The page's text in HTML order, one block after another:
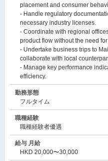
placement and consumer
- Handle regulatory
necessary industry licenses.
- Coordinate with regional
product flow without the need
- Undertake business trips to
collaborate with local
- Manage key performance
efficiency.
勤務形態
フルタイム
職種経験
職種経験者優遇
給与 月給
HKD 20,000〜30,000